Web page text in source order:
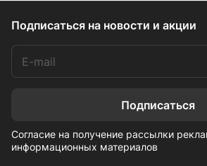
Подписаться на новости и акции
Подписаться
Согласие на получение рассылки
информационных материалов